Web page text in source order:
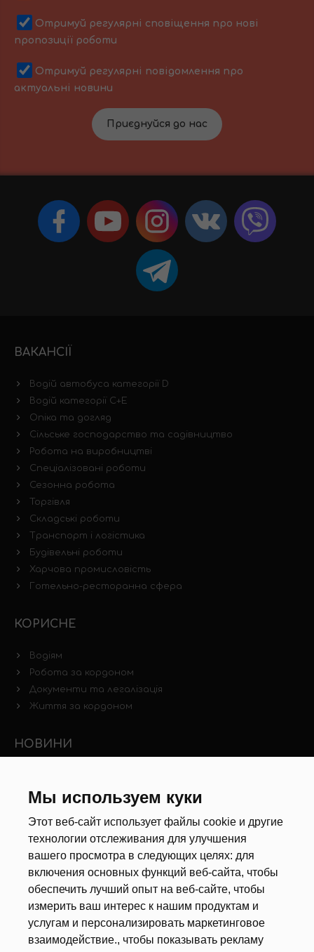
Мы используем куки
Этот веб-сайт использует файлы cookie и другие
технологии отслеживания для улучшения
вашего просмотра в следующих целях: для
включения основных функций веб-сайта, чтобы
обеспечить лучший опыт на веб-сайте, чтобы
измерить ваш интерес к нашим продуктам и
услугам и персонализировать маркетинговое
взаимодействие., чтобы показывать рекламу
Отримуй регулярні сповіщення про нові
пропозиції роботи
Отримуй регулярні повідомлення про
актуальні новини
Приєднуйся до нас
ВАКАНСІЇ
Водій автобуса категорії D
Водій категорії C+E
Опіка та догляд
Сільське господарство та садівництво
Робота на виробництві
Спеціалізовані роботи
Сезонна робота
Торгівля
Складські роботи
Транспорт і логістика
Будівельні роботи
Харчова промисловість
Готельно-ресторанна сфера
КОРИСНЕ
Водіям
Робота за кордоном
Документи та легалізація
Життя за кордоном
НОВИНИ
Інші новини
Анкета
Калькулятор дат
Документи